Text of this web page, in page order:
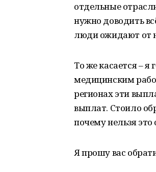
отдельные
нужно доводить
люди ожидают от
То же касается –
медицинским
регионах эти
выплат. Стоило
почему нельзя это
Я прошу вас